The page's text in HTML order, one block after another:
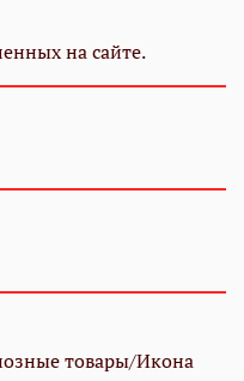
на сайте.
товары/Икона